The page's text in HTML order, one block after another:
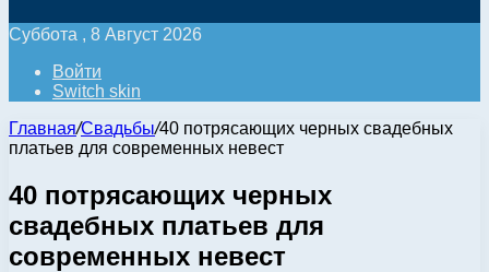
Суббота , 8 Август 2026
Войти
Switch skin
Главная/Свадьбы/40 потрясающих черных свадебных
платьев для современных невест
40 потрясающих черных
свадебных платьев для
современных невест